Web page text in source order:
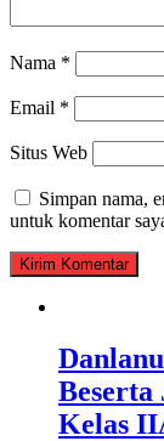
Nama *
Email *
Situs Web
Simpan nama,
untuk komentar
Kelas